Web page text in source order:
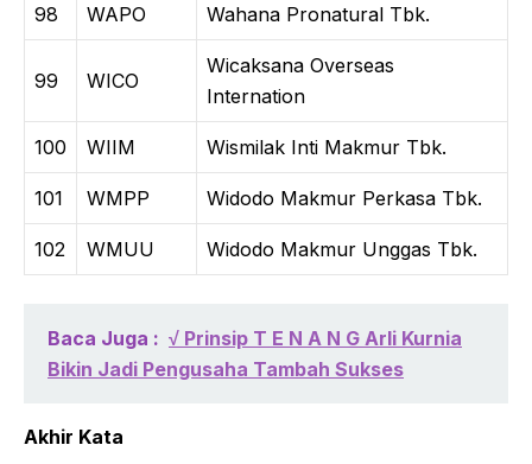
98 WAPO Wahana Pronatural Tbk.
99 WICO
Wicaksana Overseas
Internation
100 WIIM Wismilak Inti Makmur Tbk.
101 WMPP Widodo Makmur Perkasa Tbk.
102 WMUU Widodo Makmur Unggas Tbk.
Baca Juga : √ Prinsip T E N A N G Arli Kurnia
Bikin Jadi Pengusaha Tambah Sukses
Akhir Kata